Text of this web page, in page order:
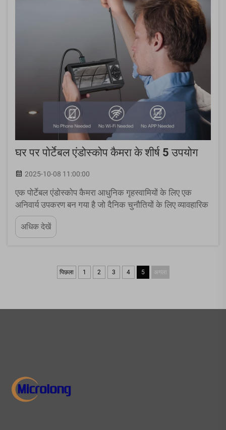
घर पर पोर्टेबल एंडोस्कोप कैमरा के शीर्ष 5 उपयोग
2025-10-08 11:00:00
एक पोर्टेबल एंडोस्कोप कैमरा आधुनिक गृहस्वामियों के लिए एक
अनिवार्य उपकरण बन गया है जो दैनिक चुनौतियों के लिए व्यावहारिक
समाधान खोज रहे हैं। ये संकुचित निरीक्षण उपकरण उल्लेखनीय
बहुमुखी प्रतिभा प्रदान करते हैं, जो उन्नत इमेजिंग तकनीक को
उपयोगकर्ता के अनुकूल डिज़ाइन के साथ जोड़ते हैं...
अधिक देखें
पिछला 1 2 3 4 5 अगला